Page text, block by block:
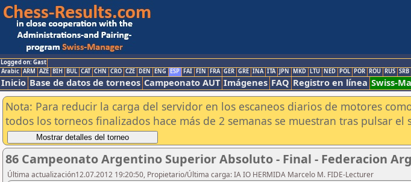
Logged on: Gast
Arabic ARM AZE BIH BUL CAT CHN CRO CZE DEN ENG ESP FAI FIN FRA GER GRE INA ITA JPN MKD LTU NED POL POR ROU RUS SRB
Inicio Base de datos de torneos Campeonato AUT Imágenes FAQ Registro en línea Swiss-
Nota: Para reducir la carga del servidor en los escaneos diarios de motores
todos los torneos finalizados hace más de 2 semanas se muestran tras pulsar el
86 Campeonato Argentino Superior Absoluto - Final - Federacion
Última actualización12.07.2012 19:20:50, Propietario/Última carga: IA IO HERMIDA Marcelo M. FIDE-Lecturer